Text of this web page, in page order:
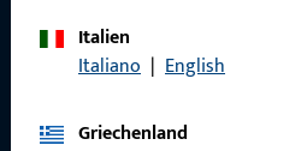
Italien
Italiano | English
Griechenland
Datenschutz